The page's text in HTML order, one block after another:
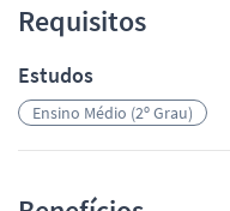
Requisitos
Estudos
Ensino Médio (2º Grau)